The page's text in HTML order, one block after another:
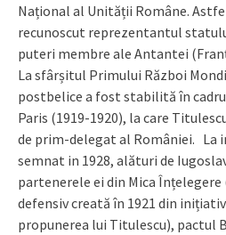
Național al Unității Române.
recunoscut reprezentantul
puteri membre ale Antantei
La sfârșitul Primului Război
postbelice a fost stabilită în
Paris (1919-1920), la care
de prim-delegat al României. La
semnat in 1928, alături de
partenerele ei din Mica
defensiv creată în 1921 din
propunerea lui Titulescu), pactul